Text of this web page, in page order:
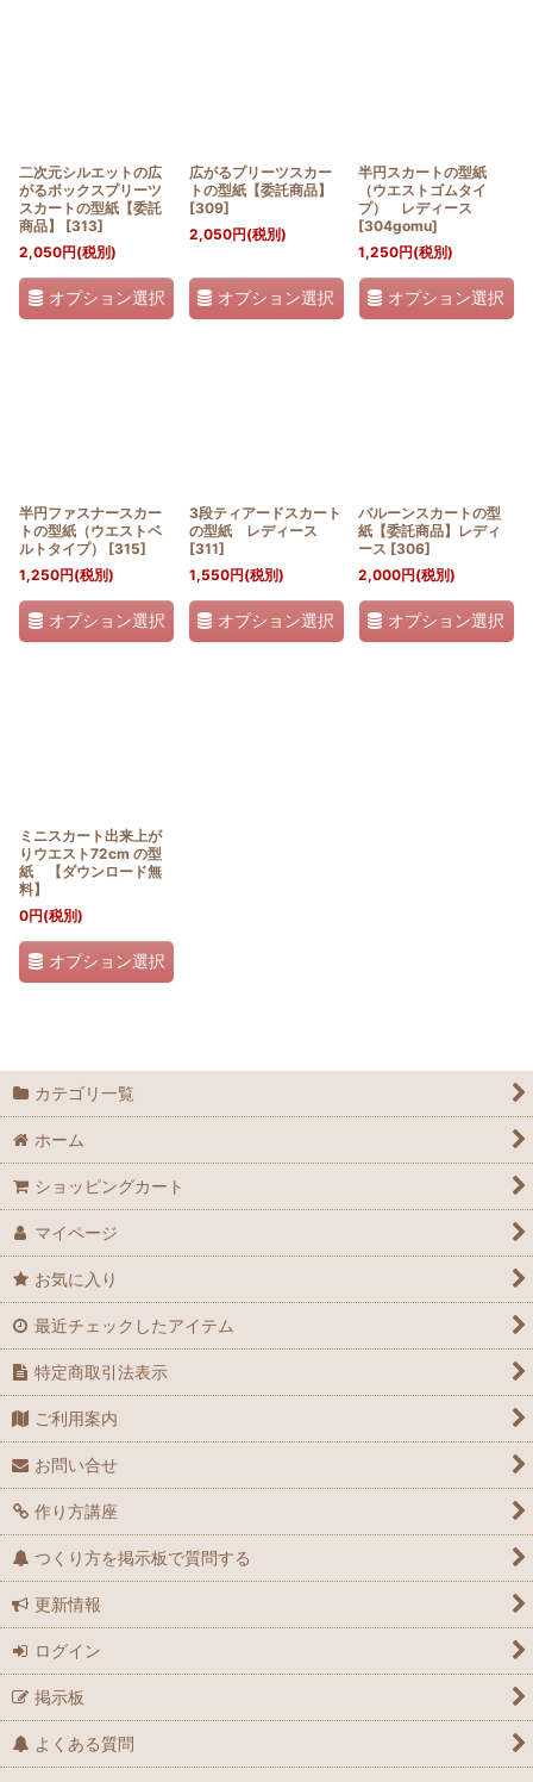
二次元シルエットの広
がるボックスプリーツ
スカートの型紙【委託
商品】
[313]
2,050円(税別)
オプション選択
広がるプリーツスカー
トの型紙【委託商品】
[309]
2,050円(税別)
オプション選択
半円スカートの型紙
（ウエストゴムタイ
プ） レディース
[304gomu]
1,250円(税別)
オプション選択
半円ファスナースカー
トの型紙（ウエストベ
ルトタイプ）
[315]
1,250円(税別)
オプション選択
3段ティアードスカート
の型紙 レディース
[311]
1,550円(税別)
オプション選択
バルーンスカートの型
紙【委託商品】レディ
ース [306]
2,000円(税別)
オプション選択
ミニスカート出来上が
りウエスト72cm の型
紙 【ダウンロード無
料】
0円(税別)
オプション選択
カテゴリ一覧
ホーム
ショッピングカート
マイページ
お気に入り
最近チェックしたアイテム
特定商取引法表示
ご利用案内
お問い合せ
作り方講座
つくり方を掲示板で質問する
更新情報
ログイン
掲示板
よくある質問